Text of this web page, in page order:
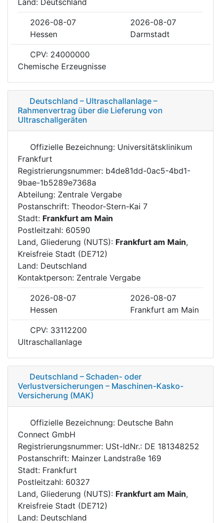
2026-08-07
2026-08-07
Hessen
Darmstadt
CPV: 24000000
Chemische Erzeugnisse
Deutschland – Ultraschallanlage –
Rahmenvertrag über die Lieferung von
Ultraschallgeräten
Offizielle Bezeichnung: Universitätsklinikum
Frankfurt
Registrierungsnummer: b4de81dd-0ac5-4bd1-
9bae-1b5289e7368a
Abteilung: Zentrale Vergabe
Postanschrift: Theodor-Stern-Kai 7
Stadt: Frankfurt am Main
Postleitzahl: 60590
Land, Gliederung (NUTS): Frankfurt am Main,
Kreisfreie Stadt (DE712)
Land: Deutschland
Kontaktperson: Zentrale Vergabe
2026-08-07
2026-08-07
Hessen
Frankfurt am Main
CPV: 33112200
Ultraschallanlage
Deutschland – Schaden- oder
Verlustversicherungen – Maschinen-Kasko-
Versicherung (MAK)
Offizielle Bezeichnung: Deutsche Bahn
Connect GmbH
Registrierungsnummer: USt-IdNr.: DE 181348252
Postanschrift: Mainzer Landstraße 169
Stadt: Frankfurt
Postleitzahl: 60327
Land, Gliederung (NUTS): Frankfurt am Main,
Kreisfreie Stadt (DE712)
Land: Deutschland